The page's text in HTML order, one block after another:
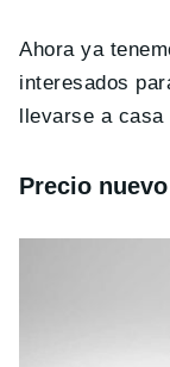
Ahora ya
interesados
llevarse a casa
Precio